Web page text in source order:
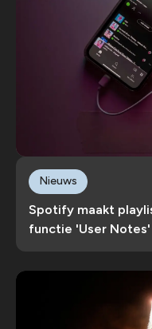
Spotify maakt
functie 'User Notes'
Nieuws